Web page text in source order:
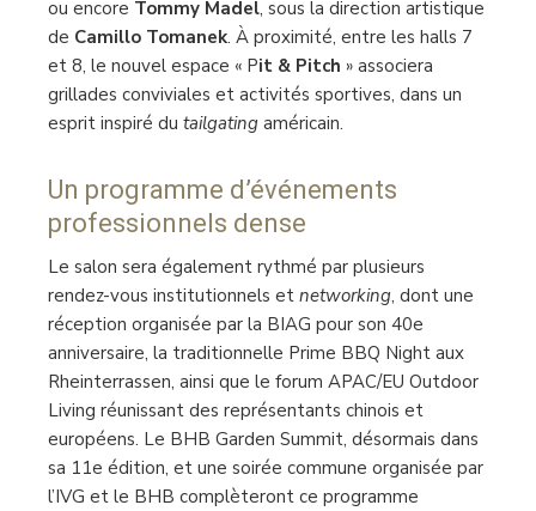
ou encore Tommy Madel, sous la direction artistique
de Camillo Tomanek. À proximité, entre les halls 7
et 8, le nouvel espace « Pit & Pitch » associera
grillades conviviales et activités sportives, dans un
esprit inspiré du tailgating américain.
Un programme d’événements
professionnels dense
Le salon sera également rythmé par plusieurs
rendez-vous institutionnels et networking, dont une
réception organisée par la BIAG pour son 40e
anniversaire, la traditionnelle Prime BBQ Night aux
Rheinterrassen, ainsi que le forum APAC/EU Outdoor
Living réunissant des représentants chinois et
européens. Le BHB Garden Summit, désormais dans
sa 11e édition, et une soirée commune organisée par
l’IVG et le BHB complèteront ce programme